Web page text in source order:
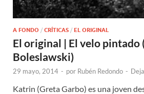
A FONDO / CRÍTICAS / EL ORIGINAL
El original | El velo pintado
Boleslawski)
29 mayo, 2014 - por Rubén Redondo -
Katrin (Greta Garbo) es una joven